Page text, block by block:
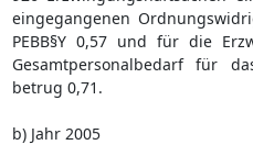
eingegangenen
PEBB§Y 0,57 und für die
Gesamtpersonalbedarf für
betrug 0,71.
b) Jahr 2005